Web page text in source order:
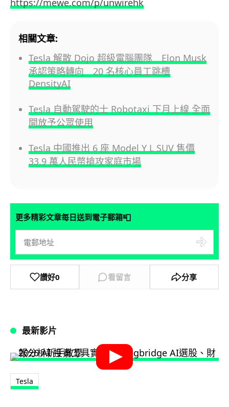
https://mewe.com/p/unwirehk
相關文章:
Tesla 解散 Dojo 超級電腦團隊 Elon Musk
承認策略轉向 20 名核心員工跳槽
DensityAI
Tesla 自動駕駛的士 Robotaxi 下月上線 全面
開放予公眾使用
Tesla 中國推出 6 座 Model Y L SUV 售價
33.9 萬人民幣搶攻家庭市場
更多精彩文章每日送到電子郵箱📮
讚好0 看留言 分享
最新影片
Tesla